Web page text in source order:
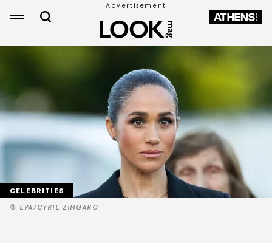
© EPA/CYRIL ZINGARO
CELEBRITIES